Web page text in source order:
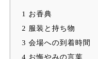
1 お香典
2 服装と持ち物
3 会場への到着時間
4 お悔やみの言葉